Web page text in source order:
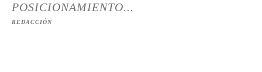
POSICIONAMIENTO...
REDACCIÓN